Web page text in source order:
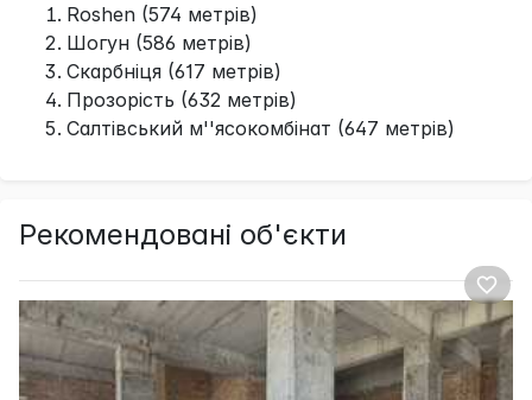
Roshen (574 метрів)
Шогун (586 метрів)
Скарбніця (617 метрів)
Прозорість (632 метрів)
Салтівський м''ясокомбінат (647 метрів)
Рекомендовані об'єкти